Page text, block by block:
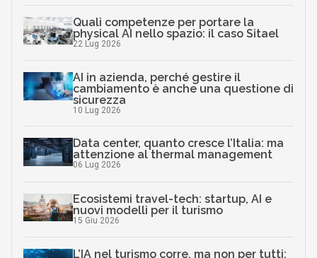
Quali competenze per portare la
physical AI nello spazio: il caso Sitael
22 Lug 2026
AI in azienda, perché gestire il
cambiamento è anche una questione di
sicurezza
10 Lug 2026
Data center, quanto cresce l’Italia: ma
attenzione al thermal management
06 Lug 2026
Ecosistemi travel-tech: startup, AI e
nuovi modelli per il turismo
15 Giu 2026
L’IA nel turismo corre, ma non per tutti: